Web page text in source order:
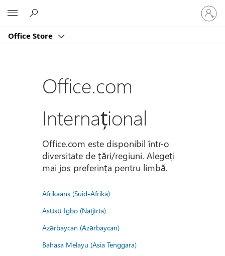
Office Store
vă
la
dvs.
Office.com
Internațional
Office.com este disponibil într-o
diversitate de țări/regiuni. Alegeți
mai jos preferința pentru limbă.
Afrikaans (Suid-Afrika)
Asụsụ Igbo (Naịjịrịa)
Azərbaycan (Azərbaycan)
Bahasa Melayu (Asia Tenggara)